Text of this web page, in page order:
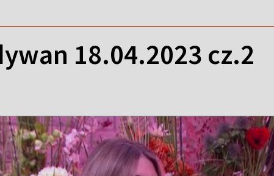
18.04.2023 cz.2